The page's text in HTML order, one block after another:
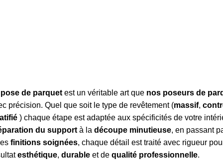
pose de parquet est un véritable art que nos poseurs de
précision. Quel que soit le type de revêtement (massif,
) chaque étape est adaptée aux spécificités de votre
du support à ladécoupe minutieuse, en passant
finitions soignées, chaque détail est traité avec rigueur
esthétique,durable et dequalité professionnelle.